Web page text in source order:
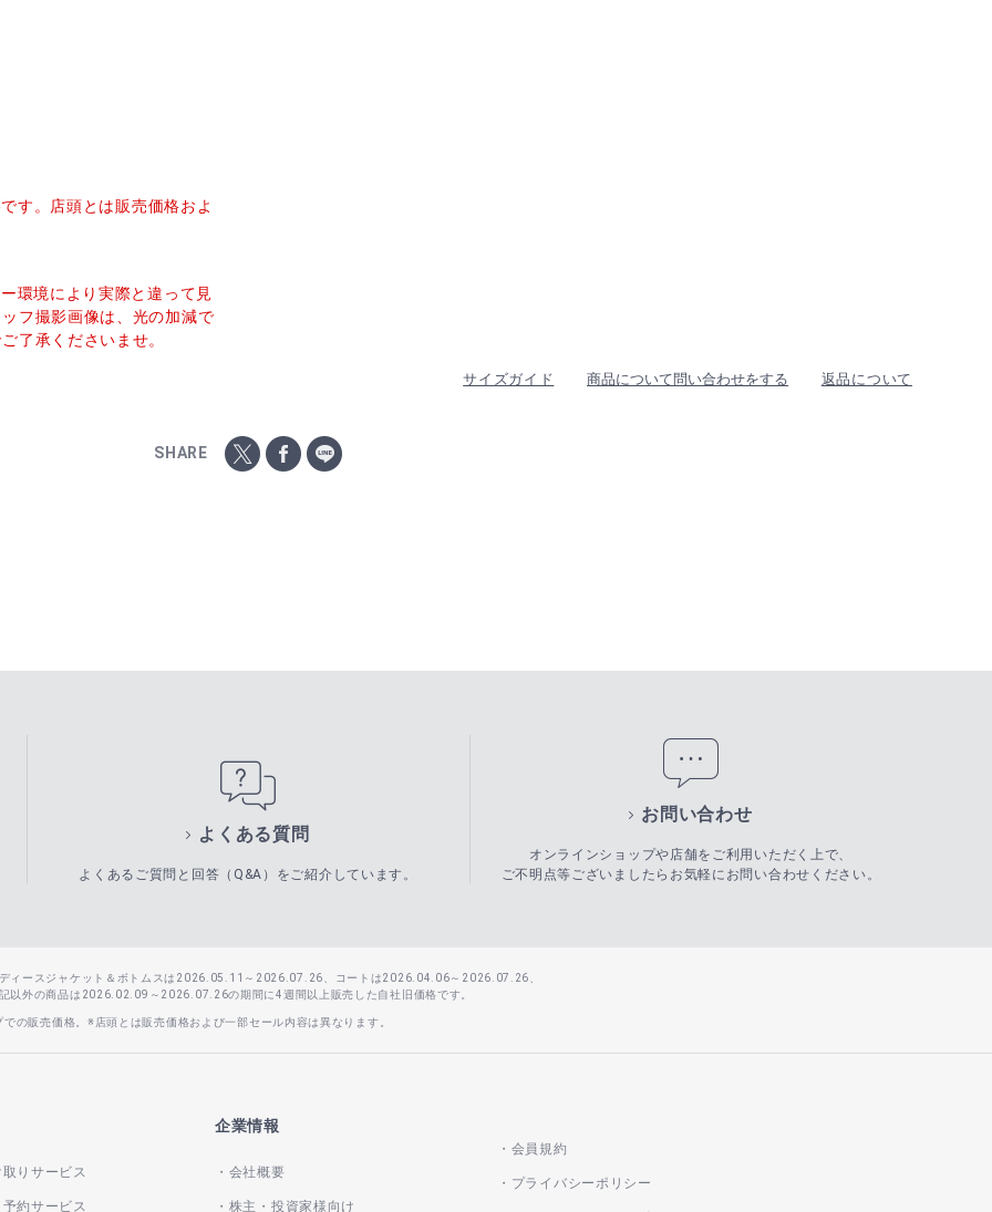
す。店頭とは販売価格およ
環境により実際と違って見
フ撮影画像は、光の加減で
了承くださいませ。
サイズガイド 商品について問い合わせをする 返品について
SHARE
よくある質問
よくあるご質問と回答（Q&A）をご紹介しています。
お問い合わせ
オンラインショップや店舗をご利用いただく上で、
ご不明点等ございましたらお気軽にお問い合わせください。
ィースジャケット＆ボトムスは2026.05.11～2026.07.26、コートは2026.04.06～2026.07.26、
以外の商品は2026.02.09～2026.07.26の期間に4週間以上販売した自社旧価格です。
の販売価格。※店頭とは販売価格および一部セール内容は異なります。
りサービス
約サービス
企業情報
会社概要
株主・投資家様向け
会員規約
プライバシーポリシー